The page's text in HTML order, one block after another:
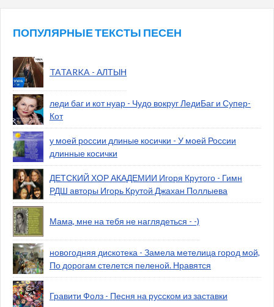
ПОПУЛЯРНЫЕ ТЕКСТЫ ПЕСЕН
TATARKA - АЛТЫН
леди баг и кот нуар - Чудо вокруг ЛедиБаг и Супер-
Кот
у моей россии длиные косички - У моей России
длинные косички
ДЕТСКИЙ ХОР АКАДЕМИИ Игоря Крутого - Гимн
РДШ авторы Игорь Крутой Джахан Поллыева
Мама, мне на тебя не наглядеться - -)
новогодняя дискотека - Замела метелица город мой,
По дорогам стелется пеленой. Нравятся
Гравити Фолз - Песня на русском из заставки